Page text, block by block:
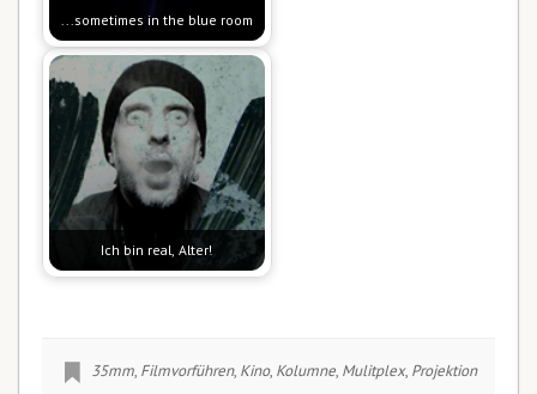
...sometimes in the blue room
Ich bin real, Alter!
35mm, Filmvorführen, Kino, Kolumne, Mulitplex, Projektion